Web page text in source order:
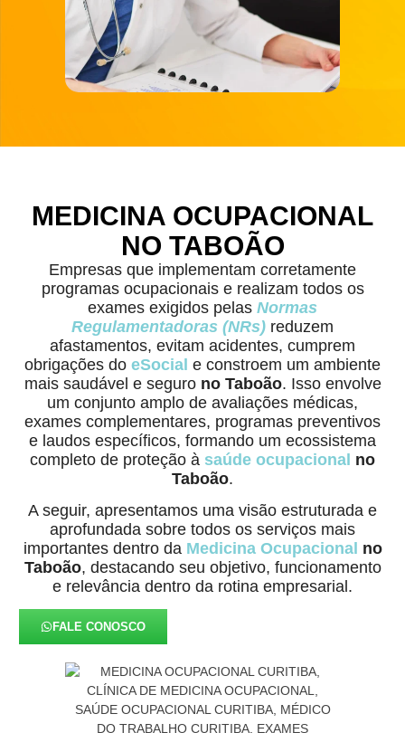
MEDICINA OCUPACIONAL
NO TABOÃO
Empresas que implementam corretamente
programas ocupacionais e realizam todos os
exames exigidos pelas Normas
Regulamentadoras (NRs) reduzem
afastamentos, evitam acidentes, cumprem
obrigações do eSocial e constroem um ambiente
mais saudável e seguro no Taboão. Isso envolve
um conjunto amplo de avaliações médicas,
exames complementares, programas preventivos
e laudos específicos, formando um ecossistema
completo de proteção à saúde ocupacional no
Taboão.
A seguir, apresentamos uma visão estruturada e
aprofundada sobre todos os serviços mais
importantes dentro da Medicina Ocupacional no
Taboão, destacando seu objetivo, funcionamento
e relevância dentro da rotina empresarial.
FALE CONOSCO